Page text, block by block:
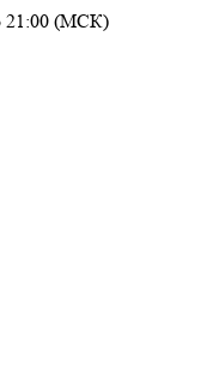
21:00 (МСК)